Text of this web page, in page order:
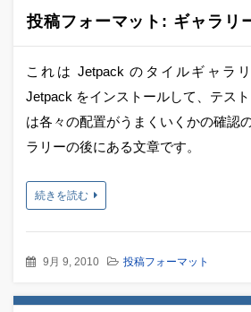
投稿フォーマット: ギャラリ
これは Jetpack のタイルギャラ
Jetpack をインストールして、テス
は各々の配置がうまくいくかの確認
ラリーの後にある文章です。
続きを読む
9月 9, 2010 投稿フォーマット